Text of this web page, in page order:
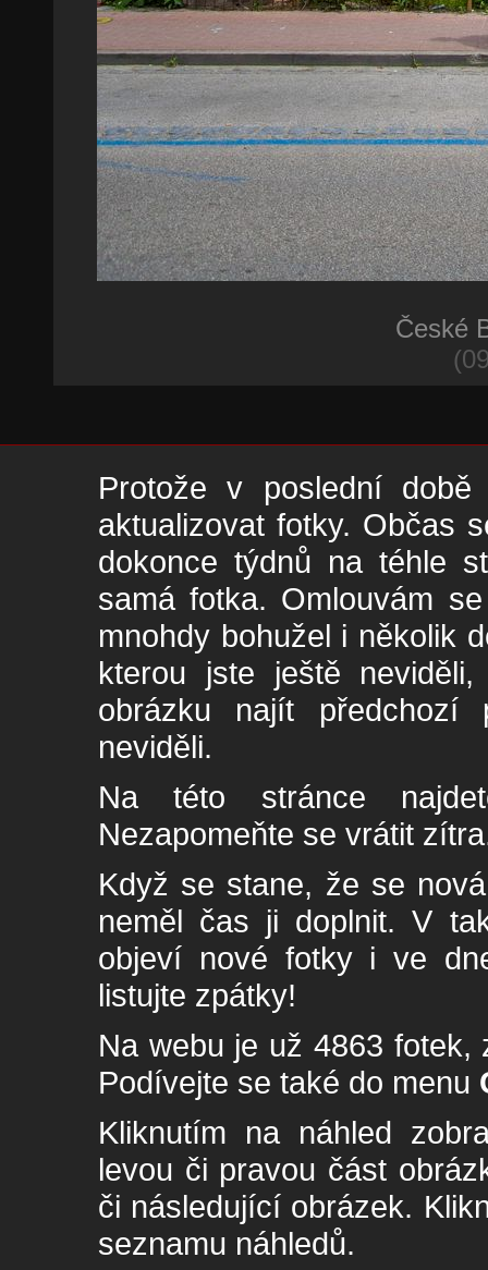
České
Protože v poslední
aktualizovat fotky. Občas
dokonce týdnů na téhle
samá fotka. Omlouvám
mnohdy bohužel i několik
kterou jste ještě
obrázku najít
neviděli.
Na této stránce
Nezapomeňte se vrátit
Když se stane, že se
neměl čas ji doplnit. V
objeví nové fotky i ve
listujte zpátky!
Na webu je už 4863
Podívejte se také do menu
Kliknutím na náhled
levou či pravou část
či následující obrázek.
seznamu náhledů.